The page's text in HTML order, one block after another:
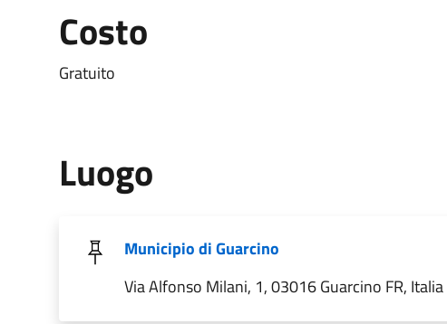
Costo
Gratuito
Luogo
Municipio di Guarcino
Via Alfonso Milani, 1, 03016 Guarcino FR, Italia